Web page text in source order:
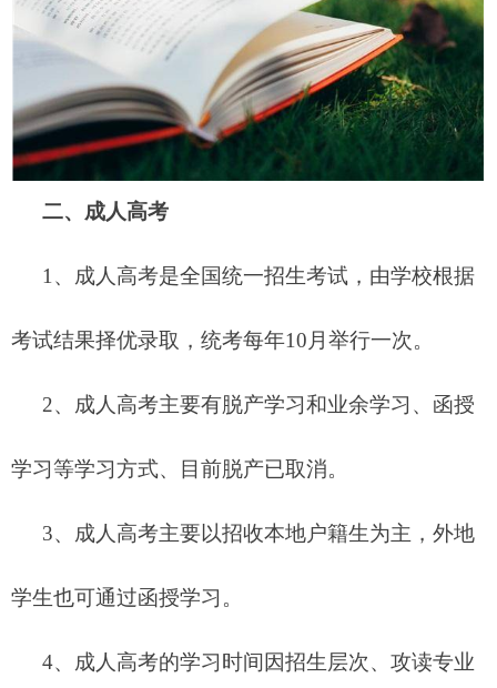
二、成人高考
1、成人高考是全国统一招生考试，由学校根据
考试结果择优录取，统考每年10月举行一次。
2、成人高考主要有脱产学习和业余学习、函授
学习等学习方式、目前脱产已取消。
3、成人高考主要以招收本地户籍生为主，外地
学生也可通过函授学习。
4、成人高考的学习时间因招生层次、攻读专业